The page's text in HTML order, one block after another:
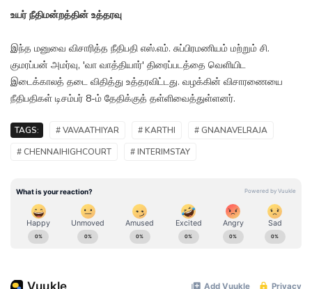
உயர் நீதிமன்றத்தின் உத்தரவு
இந்த மனுவை விசாரித்த நீதிபதி எஸ்.எம். சுப்பிரமணியம் மற்றும் சி.
குமரப்பன் அமர்வு, 'வா வாத்தியார்' திரைப்படத்தை வெளியிட
இடைக்காலத் தடை விதித்து உத்தரவிட்டது. வழக்கின் விசாரணையை
நீதிபதிகள் டிசம்பர் 8-ம் தேதிக்குத் தள்ளிவைத்துள்ளனர்.
TAGS: # VAVAATHIYAR # KARTHI
# GNANAVELRAJA
# CHENNAIHIGHCOURT
# INTERIMSTAY